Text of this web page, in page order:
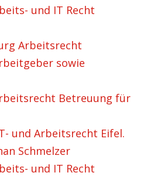
und IT Recht
Arbeitsrecht
sowie
Betreuung für
und Arbeitsrecht Eifel.
Schmelzer
und IT Recht